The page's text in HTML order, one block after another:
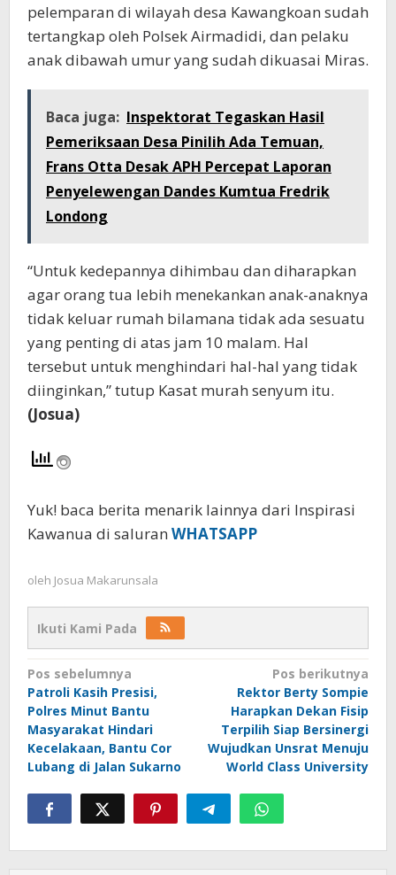
pelemparan di wilayah desa Kawangkoan sudah
tertangkap oleh Polsek Airmadidi, dan pelaku
anak dibawah umur yang sudah dikuasai Miras.
Baca juga: Inspektorat Tegaskan Hasil
Pemeriksaan Desa Pinilih Ada Temuan,
Frans Otta Desak APH Percepat Laporan
Penyelewengan Dandes Kumtua Fredrik
Londong
“Untuk kedepannya dihimbau dan diharapkan
agar orang tua lebih menekankan anak-anaknya
tidak keluar rumah bilamana tidak ada sesuatu
yang penting di atas jam 10 malam. Hal
tersebut untuk menghindari hal-hal yang tidak
diinginkan,” tutup Kasat murah senyum itu.
(Josua)
Yuk! baca berita menarik lainnya dari Inspirasi
Kawanua di saluran WHATSAPP
oleh Josua Makarunsala
Ikuti Kami Pada
Navigasi
pos
Pos sebelumnya
Patroli Kasih Presisi,
Polres Minut Bantu
Masyarakat Hindari
Kecelakaan, Bantu Cor
Lubang di Jalan Sukarno
Pos berikutnya
Rektor Berty Sompie
Harapkan Dekan Fisip
Terpilih Siap Bersinergi
Wujudkan Unsrat Menuju
World Class University